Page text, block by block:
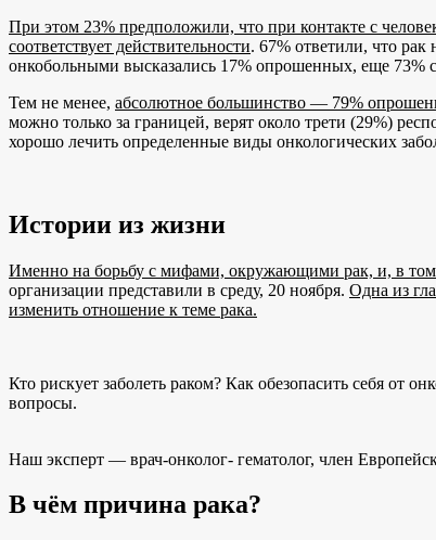
При этом 23% предположили, что при контакте с
соответствует действительности. 67% ответили, что рак
онкобольными высказались 17% опрошенных, еще 73%
Тем не менее, абсолютное большинство — 79%
можно только за границей, верят около трети (29%)
хорошо лечить определенные виды онкологических
Истории из жизни
Именно на борьбу с мифами, окружающими рак, и, в
организации представили в среду, 20 ноября. Одна из
изменить отношение к теме рака.
Кто рискует заболеть раком? Как обезопасить себя от
вопросы.
Наш эксперт — врач-онколог- гематолог, член
В чём причина рака?